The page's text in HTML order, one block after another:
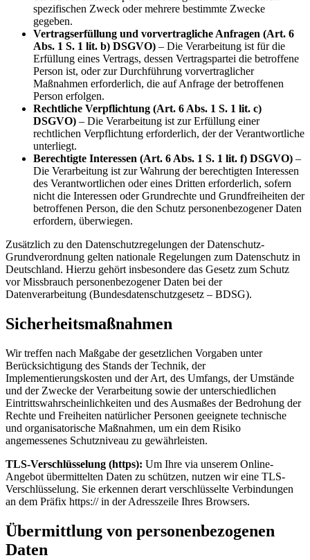
spezifischen Zweck oder mehrere bestimmte Zwecke
gegeben.
Vertragserfüllung und vorvertragliche Anfragen (Art. 6
Abs. 1 S. 1 lit. b) DSGVO) – Die Verarbeitung ist für die
Erfüllung eines Vertrags, dessen Vertragspartei die betroffene
Person ist, oder zur Durchführung vorvertraglicher
Maßnahmen erforderlich, die auf Anfrage der betroffenen
Person erfolgen.
Rechtliche Verpflichtung (Art. 6 Abs. 1 S. 1 lit. c)
DSGVO) – Die Verarbeitung ist zur Erfüllung einer
rechtlichen Verpflichtung erforderlich, der der Verantwortliche
unterliegt.
Berechtigte Interessen (Art. 6 Abs. 1 S. 1 lit. f) DSGVO) –
Die Verarbeitung ist zur Wahrung der berechtigten Interessen
des Verantwortlichen oder eines Dritten erforderlich, sofern
nicht die Interessen oder Grundrechte und Grundfreiheiten der
betroffenen Person, die den Schutz personenbezogener Daten
erfordern, überwiegen.
Zusätzlich zu den Datenschutzregelungen der Datenschutz-
Grundverordnung gelten nationale Regelungen zum Datenschutz in
Deutschland. Hierzu gehört insbesondere das Gesetz zum Schutz
vor Missbrauch personenbezogener Daten bei der
Datenverarbeitung (Bundesdatenschutzgesetz – BDSG).
Sicherheitsmaßnahmen
Wir treffen nach Maßgabe der gesetzlichen Vorgaben unter
Berücksichtigung des Stands der Technik, der
Implementierungskosten und der Art, des Umfangs, der Umstände
und der Zwecke der Verarbeitung sowie der unterschiedlichen
Eintrittswahrscheinlichkeiten und des Ausmaßes der Bedrohung der
Rechte und Freiheiten natürlicher Personen geeignete technische
und organisatorische Maßnahmen, um ein dem Risiko
angemessenes Schutzniveau zu gewährleisten.
TLS-Verschlüsselung (https): Um Ihre via unserem Online-
Angebot übermittelten Daten zu schützen, nutzen wir eine TLS-
Verschlüsselung. Sie erkennen derart verschlüsselte Verbindungen
an dem Präfix https:// in der Adresszeile Ihres Browsers.
Übermittlung von personenbezogenen
Daten